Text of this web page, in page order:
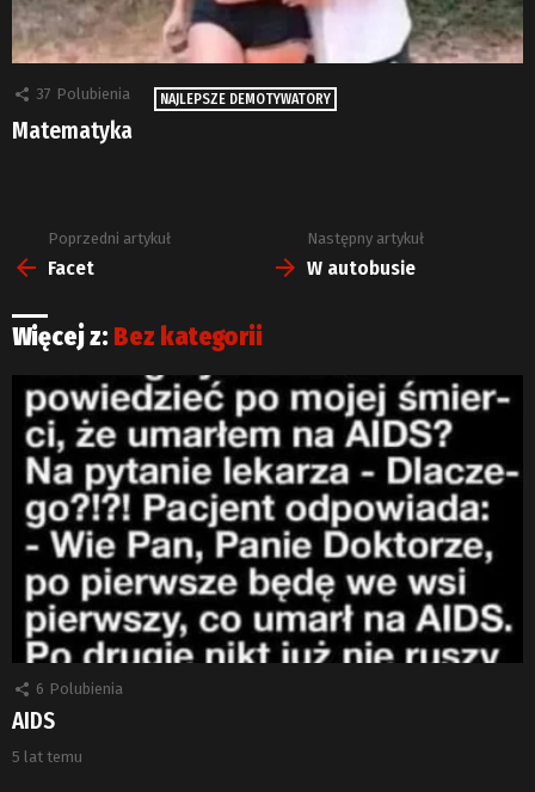
37 Polubienia NAJLEPSZE DEMOTYWATORY
Matematyka
Zobacz
więcej
Poprzedni artykuł
Facet
Następny artykuł
W autobusie
Więcej z: Bez kategorii
6 Polubienia
AIDS
5 lat temu